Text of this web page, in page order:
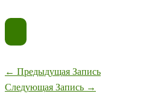
← Предыдущая Запись
Следующая Запись →